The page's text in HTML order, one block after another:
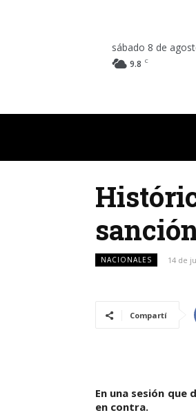
sábado 8 de
9.8 C
NACIONALES 14 de
Compartí
En una sesión
en contra.